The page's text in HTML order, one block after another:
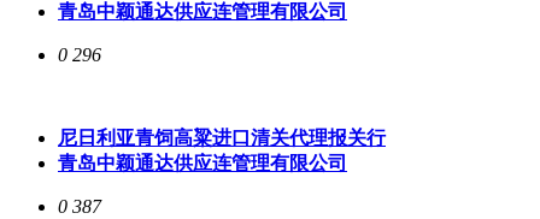
青岛中颖通达供应连管理有限公司
0 296
尼日利亚青饲高粱进口清关代理报关行
青岛中颖通达供应连管理有限公司
0 387